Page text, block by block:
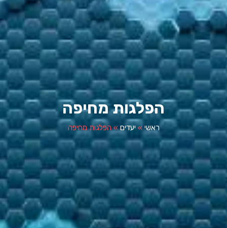
הפלגות מחיפה
ראשי »יעדים »הפלגות מחיפה